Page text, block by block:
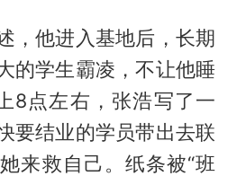
，他进入基地后，长期
的学生霸凌，不让他睡
8点左右，张浩写了一
要结业的学员带出去联
来救自己。纸条被“班